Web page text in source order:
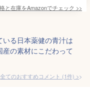
と在庫をAmazonでチェック >>
る日本薬健の青汁は
の素材にこだわって
全てのおすすめコメント (1件) >